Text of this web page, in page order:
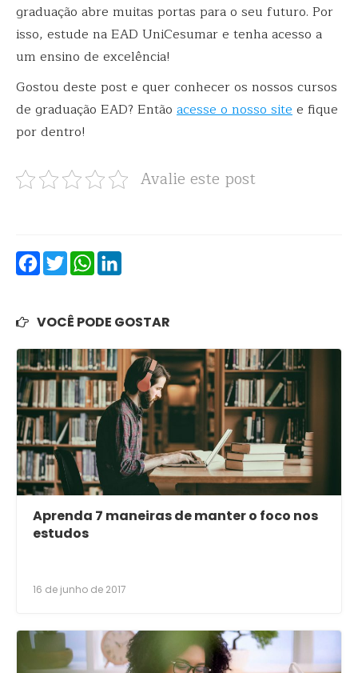
graduação abre muitas portas para o seu futuro. Por
isso, estude na EAD UniCesumar e tenha acesso a
um ensino de excelência!
Gostou deste post e quer conhecer os nossos cursos
de graduação EAD? Então acesse o nosso sitee fique
por dentro!
Avalie este post
FacebookTwitterWhatsApp
VOCÊ PODE GOSTAR
Aprenda 7 maneiras de manter o foco nos
estudos
16 de junho de 2017